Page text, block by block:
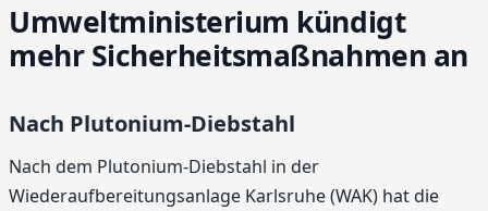
Umweltministerium kündigt
mehr Sicherheitsmaßnahmen an
Nach Plutonium-Diebstahl
Nach dem Plutonium-Diebstahl in der
Wiederaufbereitungsanlage Karlsruhe (WAK) hat die